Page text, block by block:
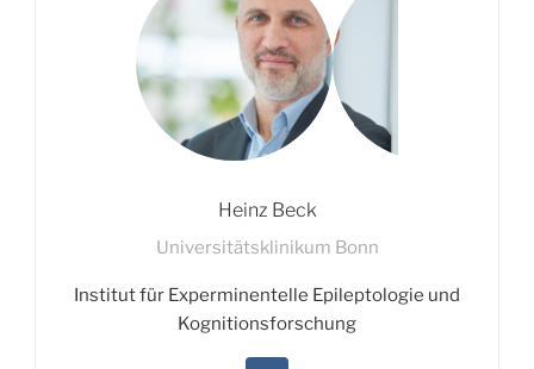
Heinz Beck
Universitätsklinikum Bonn
Institut für Experminentelle Epileptologie und
Kognitionsforschung